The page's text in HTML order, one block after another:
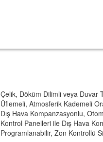
Çelik, Döküm Dilimli veya Duvar
Üflemeli, Atmosferik Kademeli
Dış Hava Kompanzasyonlu,
Kontrol Panelleri ile Dış Hava
Programlanabilir, Zon Kontrollü